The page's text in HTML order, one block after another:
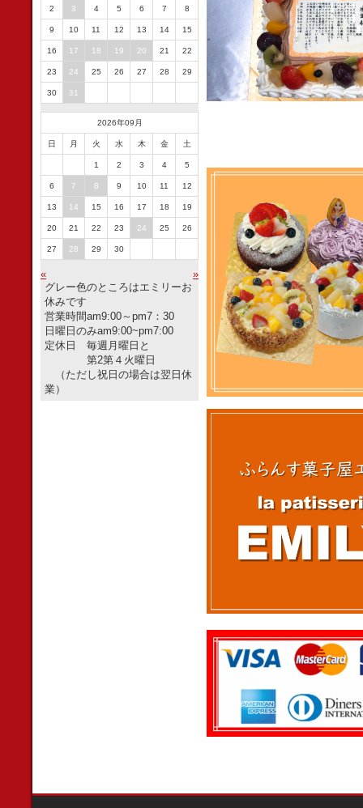
2 3 4 5 6 7 8
9 10 11 12 13 14 15
16 17 18 19 20 21 22
23 24 25 26 27 28 29
30 31
2026年09月
日 月 火 水 木 金 土
1 2 3 4 5
6 7 8 9 10 11 12
13 14 15 16 17 18 19
20 21 22 23 24 25 26
27 28 29 30
«
»
グレー色のところはエミリーお
休みです
営業時間am9:00～pm7：30
日曜日のみam9:00~pm7:00
定休日 毎週月曜日と
第2第４火曜日
（ただし祝日の場合は翌日休
業）